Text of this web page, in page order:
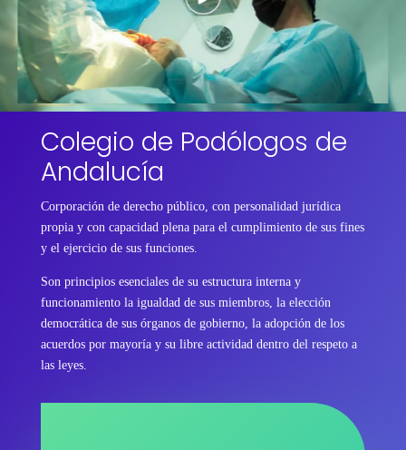
Colegio de Podólogos de
Andalucía
Corporación de derecho público, con personalidad jurídica
propia y con capacidad plena para el cumplimiento de sus fines
y el ejercicio de sus funciones.
Son principios esenciales de su estructura interna y
funcionamiento la igualdad de sus miembros, la elección
democrática de sus órganos de gobierno, la adopción de los
acuerdos por mayoría y su libre actividad dentro del respeto a
las leyes.